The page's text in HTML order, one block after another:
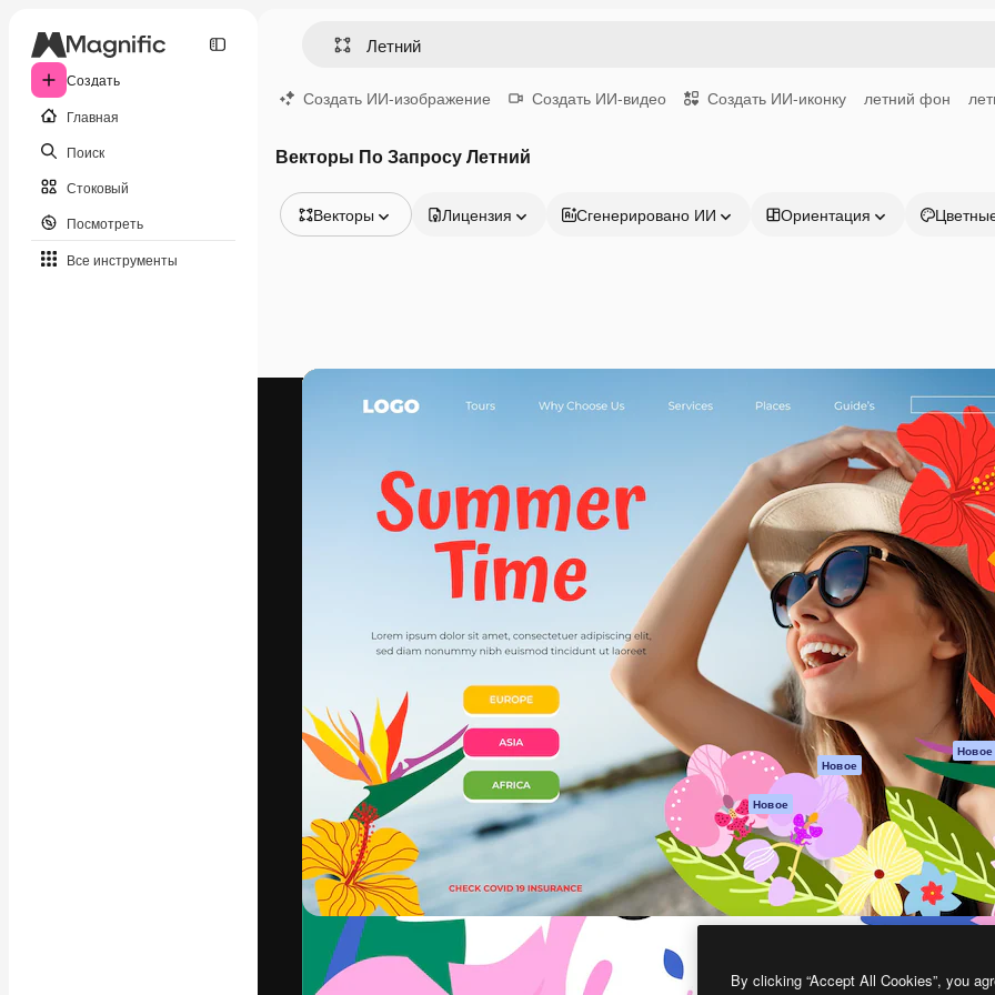
Создать
Главная
Поиск
Стоковый
Посмотреть
Все инструменты
Создать ИИ-изображение Создать ИИ-видео Создать ИИ-иконку летний фон
Векторы По Запросу Летний
Векторы
Видео
Видеоролик
Моушн-дизайн
Лицензия Сгенерировано ИИ Ориентация
Креативная платформа для создания
ваших лучших работ. Более 1 миллиона
подписчиков среди креаторов,
предприятий, агентств и студий.
Продукция
Spaces
ИИ-помощник
Генератор
изображений ИИ
Генератор видео
ИИ
Генератор голоса
на основе ИИ
Стоковый контент
MCP для
Claude/ChatGPT
Новое
Агенты Новое
API
Мобильное
приложение
Все инструменты
Magnific
Начать
Academy
Документация
Пакету ИИ
Служба
поддержки
Условия и
положения
Политика
Оригиналы Новое
Политика файлов
cookie
Центр доверия
Партнеры
Предприятие
By clicking “Accept All Cookies”, you